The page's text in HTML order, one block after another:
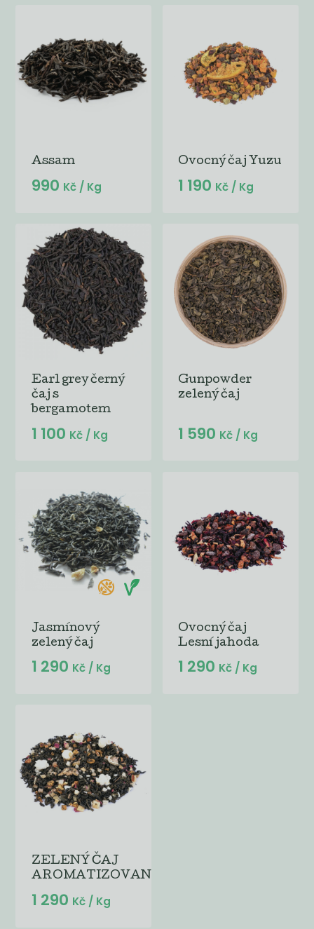
Assam
990 Kč / Kg
Ovocný čaj Yuzu
1 190 Kč / Kg
Earl grey černý
čaj s
bergamotem
1 100 Kč / Kg
Gunpowder
zelený čaj
1 590 Kč / Kg
Jasmínový
zelený čaj
1 290 Kč / Kg
Ovocný čaj
Lesní jahoda
1 290 Kč / Kg
ZELENÝ ČAJ
AROMATIZOVANÝ...
1 290 Kč / Kg